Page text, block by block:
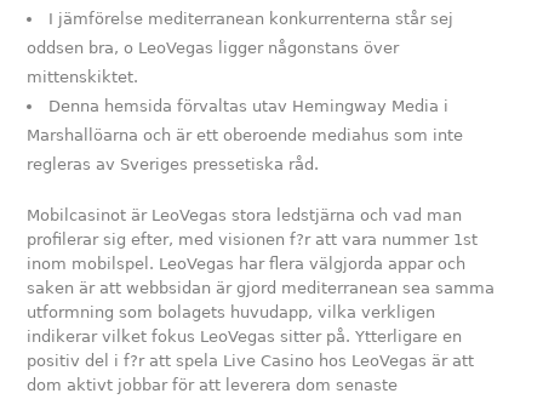
I jämförelse mediterranean konkurrenterna står sej
oddsen bra, o LeoVegas ligger någonstans över
mittenskiktet.
Denna hemsida förvaltas utav Hemingway Media i
Marshallöarna och är ett oberoende mediahus som inte
regleras av Sveriges pressetiska råd.
Mobilcasinot är LeoVegas stora ledstjärna och vad man
profilerar sig efter, med visionen f?r att vara nummer 1st
inom mobilspel. LeoVegas har flera välgjorda appar och
saken är att webbsidan är gjord mediterranean sea samma
utformning som bolagets huvudapp, vilka verkligen
indikerar vilket fokus LeoVegas sitter på. Ytterligare en
positiv del i f?r att spela Live Casino hos LeoVegas är att
dom aktivt jobbar för att leverera dom senaste